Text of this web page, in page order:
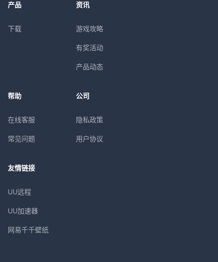
产品
下载
资讯
游戏攻略
有奖活动
产品动态
帮助
在线客服
常见问题
公司
隐私政策
用户协议
友情链接
UU远程
UU加速器
网易千千壁纸